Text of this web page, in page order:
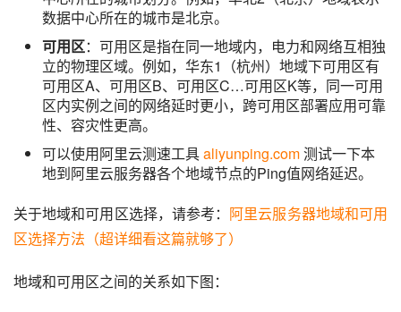
数据中心所在的城市是北京。
可用区：可用区是指在同一地域内，电力和网络互相独
立的物理区域。例如，华东1（杭州）地域下可用区有
可用区A、可用区B、可用区C…可用区K等，同一可用
区内实例之间的网络延时更小，跨可用区部署应用可靠
性、容灾性更高。
可以使用阿里云测速工具aliyunping.com测试一下本
地到阿里云服务器各个地域节点的Ping值网络延迟。
关于地域和可用区选择，请参考： 阿里云服务器地域和可用
区选择方法（超详细看这篇就够了）
地域和可用区之间的关系如下图：